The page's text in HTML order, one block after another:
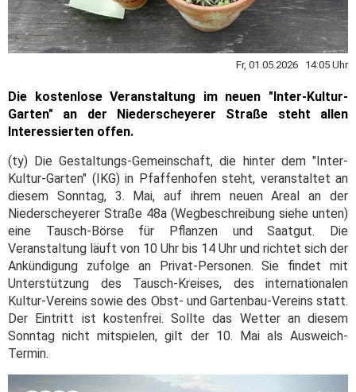
Fr, 01.05.2026 14:05 Uhr
Die kostenlose Veranstaltung im neuen "Inter-Kultur-
Garten" an der Niederscheyerer Straße steht allen
Interessierten offen.
(ty) Die Gestaltungs-Gemeinschaft, die hinter dem "Inter-
Kultur-Garten" (IKG) in Pfaffenhofen steht, veranstaltet an
diesem Sonntag, 3. Mai, auf ihrem neuen Areal an der
Niederscheyerer Straße 48a (Wegbeschreibung siehe unten)
eine Tausch-Börse für Pflanzen und Saatgut. Die
Veranstaltung läuft von 10 Uhr bis 14 Uhr und richtet sich der
Ankündigung zufolge an Privat-Personen. Sie findet mit
Unterstützung des Tausch-Kreises, des internationalen
Kultur-Vereins sowie des Obst- und Gartenbau-Vereins statt.
Der Eintritt ist kostenfrei. Sollte das Wetter an diesem
Sonntag nicht mitspielen, gilt der 10. Mai als Ausweich-
Termin.